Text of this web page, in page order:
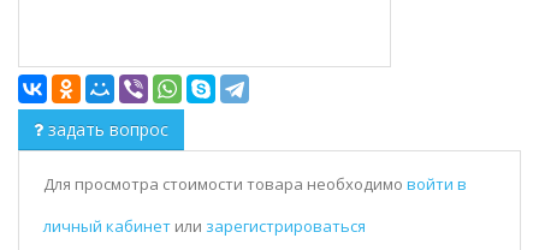
задать вопрос
Для просмотра стоимости товара необходимо войти в
личный кабинет или зарегистрироваться